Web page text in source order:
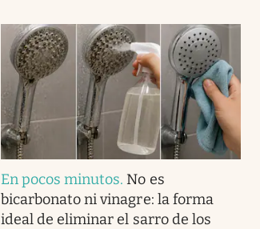
En pocos minutos. No es
bicarbonato ni vinagre: la forma
ideal de eliminar el sarro de los